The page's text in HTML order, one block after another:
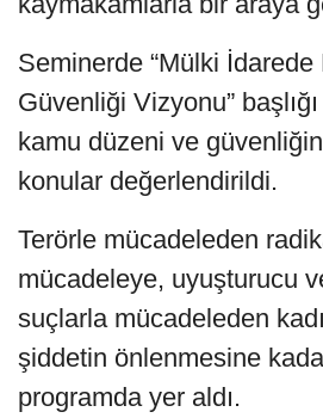
Seminerde “Mülki
Güvenliği Vizyonu”
kamu düzeni ve
konular değerlendirildi.
Terörle mücadeleden
mücadeleye, uyuşturucu
suçlarla mücadeleden
şiddetin önlenmesine
programda yer aldı.